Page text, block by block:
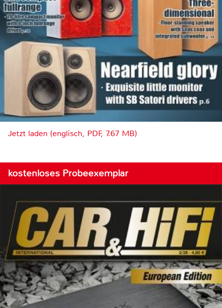
Jetzt laden (englisch, PDF, 7.67 MB)
kostenloses Probeexemplar